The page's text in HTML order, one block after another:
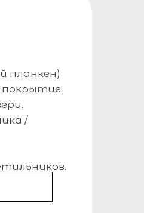
планкен)
покрытие.
/